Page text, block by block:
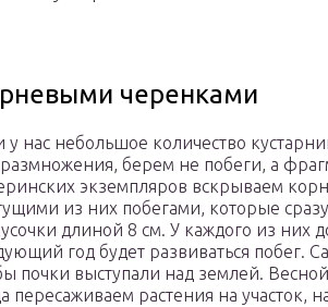
черенками
у нас небольшое количество
размножения, берем не побеги, а
экземпляров вскрываем
из них побегами, которые
длиной 8 см. У каждого из них
год будет развиваться побег.
почки выступали над землей.
пересаживаем растения на